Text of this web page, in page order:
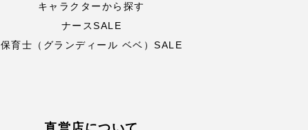
キャラクターから探す
ナースSALE
保育士（グランディール ベベ）SALE